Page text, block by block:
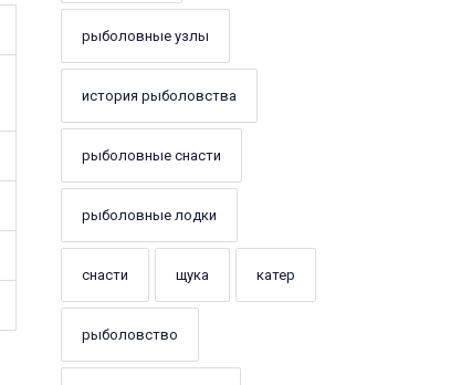
рыболовные узлы
история рыболовства
рыболовные снасти
рыболовные лодки
снасти щука катер
рыболовство